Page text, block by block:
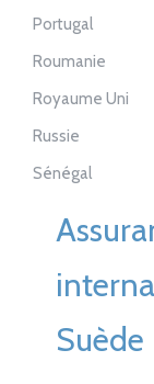
Portugal
Roumanie
Royaume Uni
Russie
Sénégal
Suède